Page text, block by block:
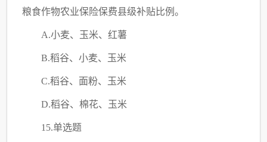
粮食作物农业保险保费县级补贴比例。
A.小麦、玉米、红薯
B.稻谷、小麦、玉米
C.稻谷、面粉、玉米
D.稻谷、棉花、玉米
15.单选题